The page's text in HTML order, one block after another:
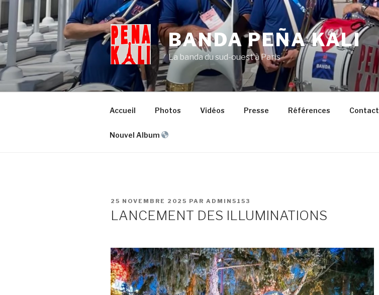
Aller
au
contenu
principal
BANDA PEÑA KALI
La banda du sud-ouest à Paris
Accueil Photos Vidéos Presse Références Contact
Nouvel Album
PUBLIÉ
LE
25 NOVEMBRE 2025 PAR ADMIN5153
LANCEMENT DES ILLUMINATIONS